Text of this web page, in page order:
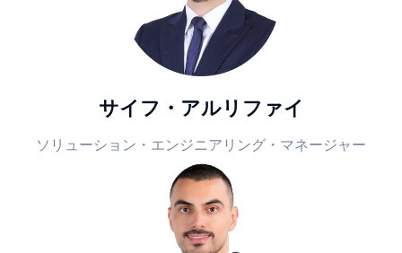
サイフ・アルリファイ
ソリューション・エンジニアリング・マネージャー